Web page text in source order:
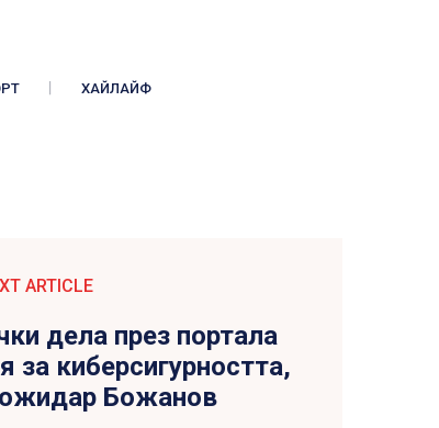
ХАЙЛАЙФ
ARTICLE